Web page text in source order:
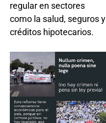
regular en sectores
como la salud, seguros y
créditos hipotecarios.